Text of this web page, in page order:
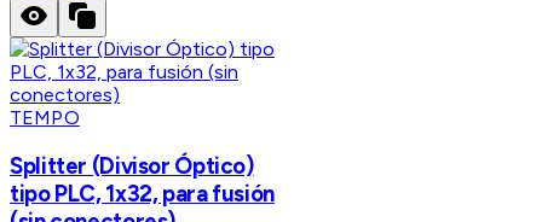
TEMPO
Splitter (Divisor Óptico)
tipo PLC, 1x32, para fusión